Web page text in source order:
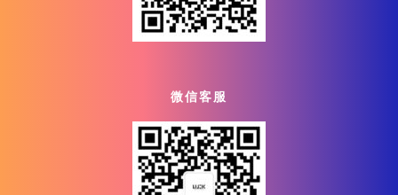
微信客服